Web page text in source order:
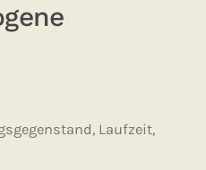
Laufzeit,